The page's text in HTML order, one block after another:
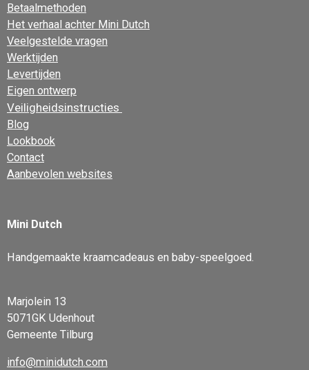
Betaalmethoden
Het verhaal achter Mini Dutch
Veelgestelde vragen
Werktijden
Levertijden
Eigen ontwerp
Veiligheidsinstructies
Blog
Lookbook
Contact
Aanbevolen websites
Mini Dutch
Handgemaakte kraamcadeaus en baby-speelgoed.
Marjolein 13
5071GK Udenhout
Gemeente Tilburg
info@minidutch.com